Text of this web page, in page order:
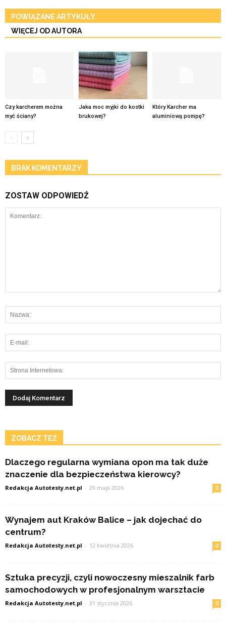
POWIĄZANE ARTYKUŁY
WIĘCEJ OD AUTORA
Czy karcherem można
myć ściany?
Jaka moc myjki do kostki
brukowej?
Który Karcher ma
aluminiową pompę?
BRAK KOMENTARZY
ZOSTAW ODPOWIEDŹ
ZOBACZ TEŻ
Dlaczego regularna wymiana opon ma tak duże
znaczenie dla bezpieczeństwa kierowcy?
Redakcja Autotesty.net.pl - 29 maja 2026 0
Wynajem aut Kraków Balice – jak dojechać do
centrum?
Redakcja Autotesty.net.pl - 12 kwietnia 2026 0
Sztuka precyzji, czyli nowoczesny mieszalnik farb
samochodowych w profesjonalnym warsztacie
Redakcja Autotesty.net.pl - 31 stycznia 2026 0